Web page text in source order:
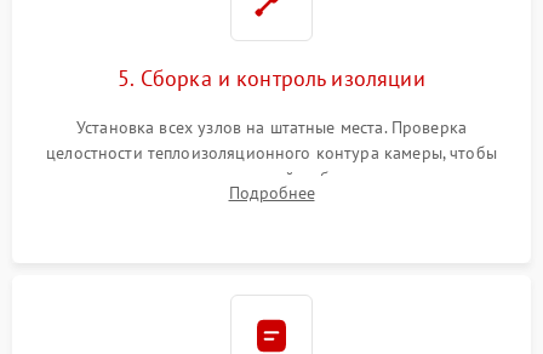
5. Сборка и контроль изоляции
Установка всех узлов на штатные места. Проверка
целостности теплоизоляционного контура камеры, чтобы
исключить перегрев кухонной мебели и потерю тепла.
Надежная фиксация клемм и сборка корпуса шкафа.
Подробнее